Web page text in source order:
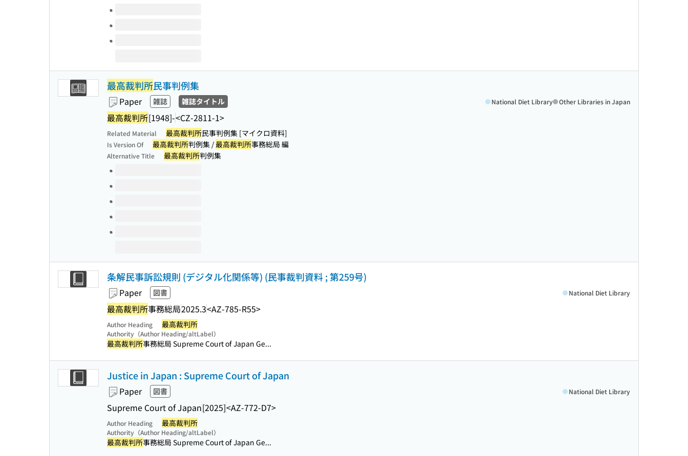
最高裁判所民事判例集
Paper 雑誌 雑誌タイトル
最高裁判所[1948]-<CZ-2811-1>
National Diet Library Other Libraries in Japan
Related Material 最高裁判所民事判例集 [マイクロ資料]
Is Version Of 最高裁判所判例集 /最高裁判所事務総局 編
Alternative Title 最高裁判所判例集
Volumes of this title
条解民事訴訟規則 (デジタル化関係等) (民事裁判資料 ; 第259号)
Paper 図書
最高裁判所事務総局2025.3<AZ-785-R55>
National Diet Library
Author Heading 最高裁判所
Authority（Author Heading/altLabel）
最高裁判所事務総局 Supreme Court of Japan Ge...
Justice in Japan : Supreme Court of Japan
Paper 図書
Supreme Court of Japan[2025]<AZ-772-D7>
National Diet Library
Author Heading 最高裁判所
Authority（Author Heading/altLabel）
最高裁判所事務総局 Supreme Court of Japan Ge...